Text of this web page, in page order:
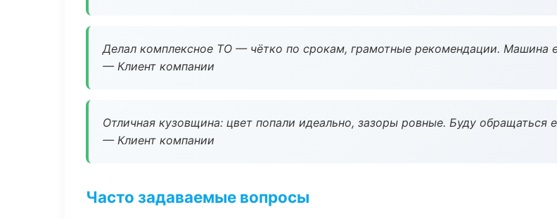
Делал комплексное ТО — чётко по срокам, грамотные рекомендации. Машина
— Клиент компании
Отличная кузовщина: цвет попали идеально, зазоры ровные. Буду обращаться
— Клиент компании
Часто задаваемые вопросы